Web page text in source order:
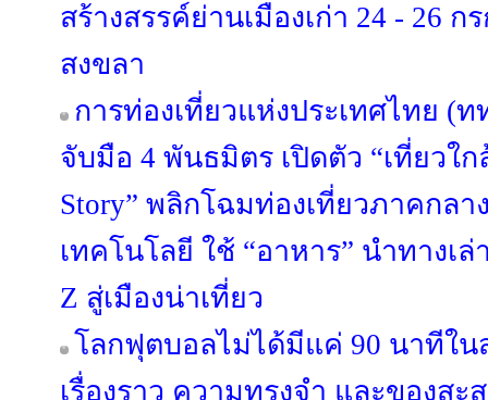
สร้างสรรค์ย่านเมืองเก่า 24 - 26
สงขลา
การท่องเที่ยวแห่งประเทศไทย (
จับมือ 4 พันธมิตร เปิดตัว “เที่ยวใก
Story” พลิกโฉมท่องเที่ยวภาคกลา
เทคโนโลยี ใช้ “อาหาร” นำทางเล่
Z สู่เมืองน่าเที่ยว
โลกฟุตบอลไม่ได้มีแค่ 90 นาทีใน
เรื่องราว ความทรงจำ และของสะ